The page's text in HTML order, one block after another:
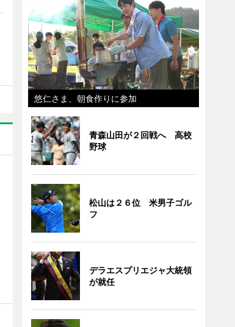
悠仁さま、朝食作りに参加
青森山田が２回戦へ 高校
野球
松山は２６位 米男子ゴル
フ
デラエスプリエジャ大統領
が就任